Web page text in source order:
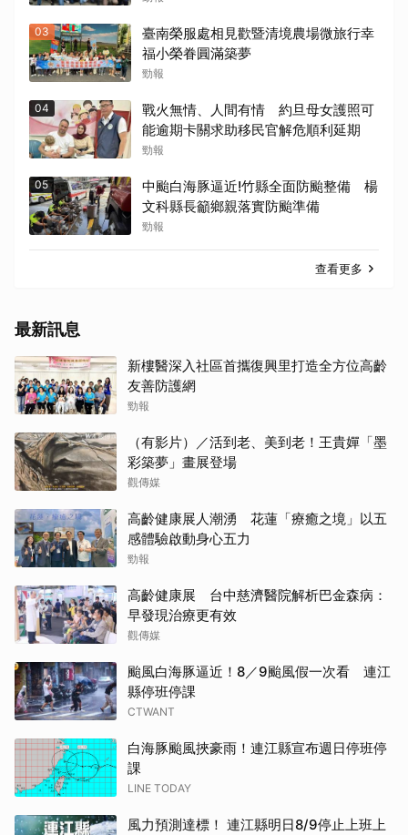
03
臺南榮服處相見歡暨清境農場微旅行幸
福小榮眷圓滿築夢
勁報
04
戰火無情、人間有情 約旦母女護照可
能逾期卡關求助移民官解危順利延期
勁報
05
中颱白海豚逼近!竹縣全面防颱整備 楊
文科縣長籲鄉親落實防颱準備
勁報
查看更多
最新訊息
新樓醫深入社區首攜復興里打造全方位高齡
友善防護網
勁報
（有影片）／活到老、美到老！王貴嬋「墨
彩築夢」畫展登場
觀傳媒
高齡健康展人潮湧 花蓮「療癒之境」以五
感體驗啟動身心五力
勁報
高齡健康展 台中慈濟醫院解析巴金森病：
早發現治療更有效
觀傳媒
颱風白海豚逼近！8／9颱風假一次看 連江
縣停班停課
CTWANT
白海豚颱風挾豪雨！連江縣宣布週日停班停
課
LINE TODAY
風力預測達標！ 連江縣明日8/9停止上班上